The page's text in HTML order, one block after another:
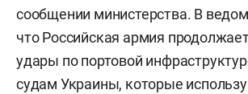
сообщении министерства. В
что Российская армия
удары по портовой
судам Украины, которые